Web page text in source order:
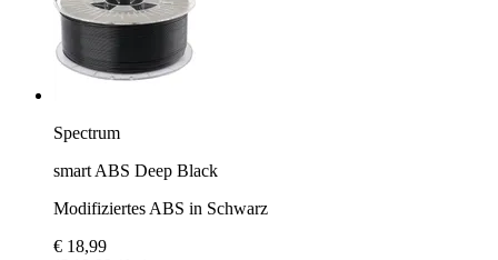
Spectrum
smart ABS Deep Black
Modifiziertes ABS in Schwarz
€ 18,99